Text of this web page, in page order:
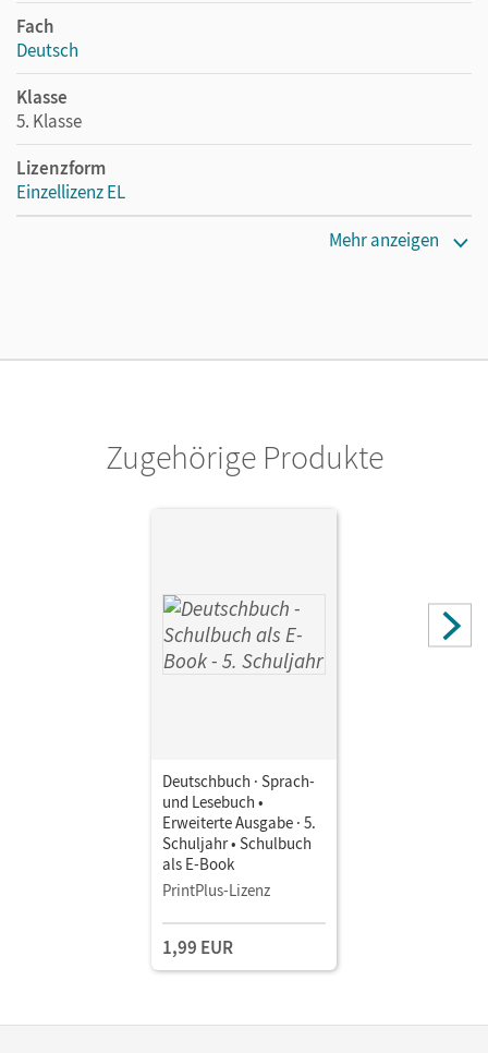
Fach
Deutsch
Klasse
5. Klasse
Lizenzform
Einzellizenz EL
Mehr anzeigen
Zugehörige Produkte
Deutschbuch · Sprach-
und Lesebuch •
Erweiterte Ausgabe · 5.
Schuljahr • Schulbuch
als E-Book
PrintPlus-Lizenz
1,99 EUR